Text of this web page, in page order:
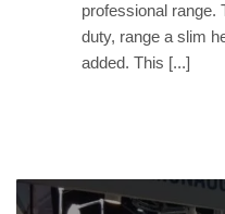
professional range.
duty, range a slim
added. This [...]